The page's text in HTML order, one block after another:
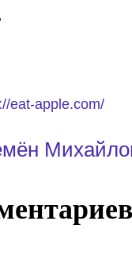
eat-apple.com/